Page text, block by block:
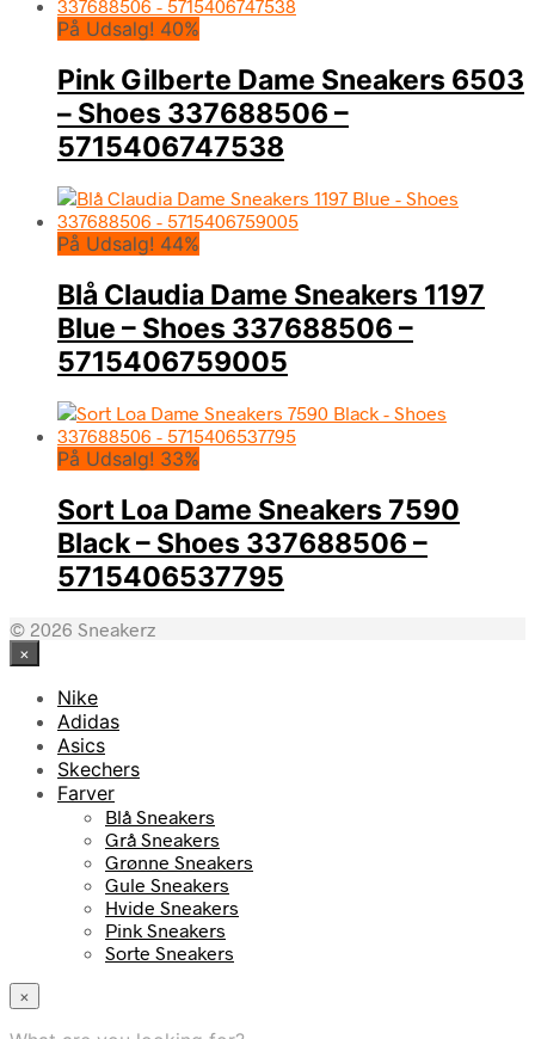
På Udsalg! 40%
Pink Gilberte Dame Sneakers 6503
– Shoes 337688506 –
5715406747538
På Udsalg! 44%
Blå Claudia Dame Sneakers 1197
Blue – Shoes 337688506 –
5715406759005
På Udsalg! 33%
Sort Loa Dame Sneakers 7590
Black – Shoes 337688506 –
5715406537795
© 2026 Sneakerz
×
Nike
Adidas
Asics
Skechers
Farver
Blå Sneakers
Grå Sneakers
Grønne Sneakers
Gule Sneakers
Hvide Sneakers
Pink Sneakers
Sorte Sneakers
×